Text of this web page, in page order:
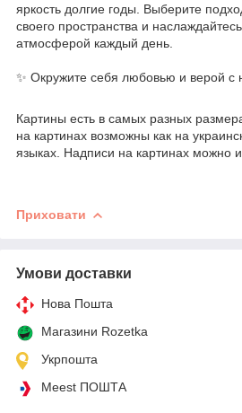
яркость долгие годы. Выберите
своего пространства и
атмосферой каждый день.
✨ Окружите себя любовью и верой с
Картины есть в самых разных
на картинах возможны как на
языках. Надписи на картинах можно
Приховати
Умови доставки
Нова Пошта
Магазини Rozetka
Укрпошта
Meest ПОШТА